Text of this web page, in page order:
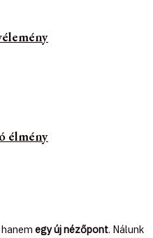
élmény
egy új nézőpont. Nálunk